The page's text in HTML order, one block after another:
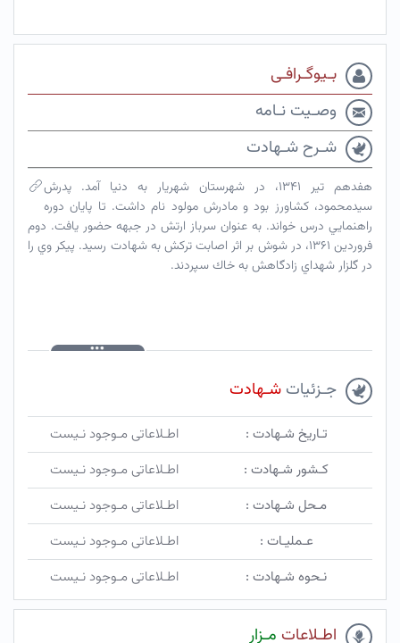
بـیوگـرافـی
وصـیت نـامه
شـرح شـهادت
هفدهم تير ۱۳۴۱، در شهرستان شهريار به دنيا آمد. پدرش
سيدمحمود، كشاورز بود و مادرش مولود نام داشت. تا پايان دوره
راهنمايي درس خواند. به عنوان سرباز ارتش در جبهه حضور يافت. دوم
فروردين ۱۳۶۱، در شوش بر اثر اصابت تركش به شهادت رسيد. پيكر وي را
در گلزار شهداي زادگاهش به خاك سپردند.
جـزئیات شـهادت
تـاریخ شـهادت :
اطـلاعاتی مـوجود نـیست
کـشور شـهادت :
اطـلاعاتی مـوجود نـیست
مـحل شـهادت :
اطـلاعاتی مـوجود نـیست
عـملیـات :
اطـلاعاتی مـوجود نـیست
نـحوه شـهادت :
اطـلاعاتی مـوجود نـیست
اطـلاعات مـزار